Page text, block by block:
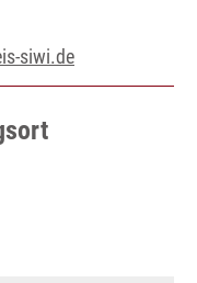
siwi.de